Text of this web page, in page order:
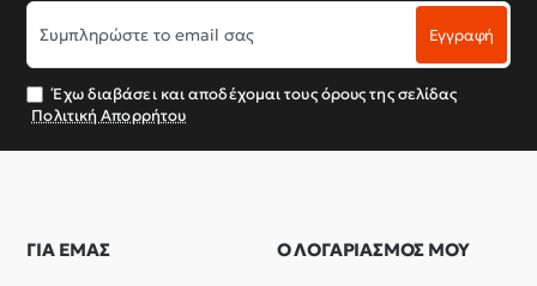
Συμπληρώστε
το
email
σας
Εγγραφή
Έχω διαβάσει και αποδέχομαι τους όρους της σελίδας
Πολιτική Απορρήτου
ΓΙΑ ΕΜΑΣ Ο ΛΟΓΑΡΙΑΣΜΟΣ ΜΟΥ